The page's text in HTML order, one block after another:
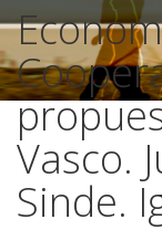
Vasco.
Sinde.